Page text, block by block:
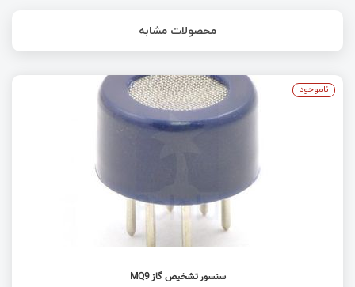
محصولات مشابه
سنسور تشخیص گاز MQ9
ناموجود